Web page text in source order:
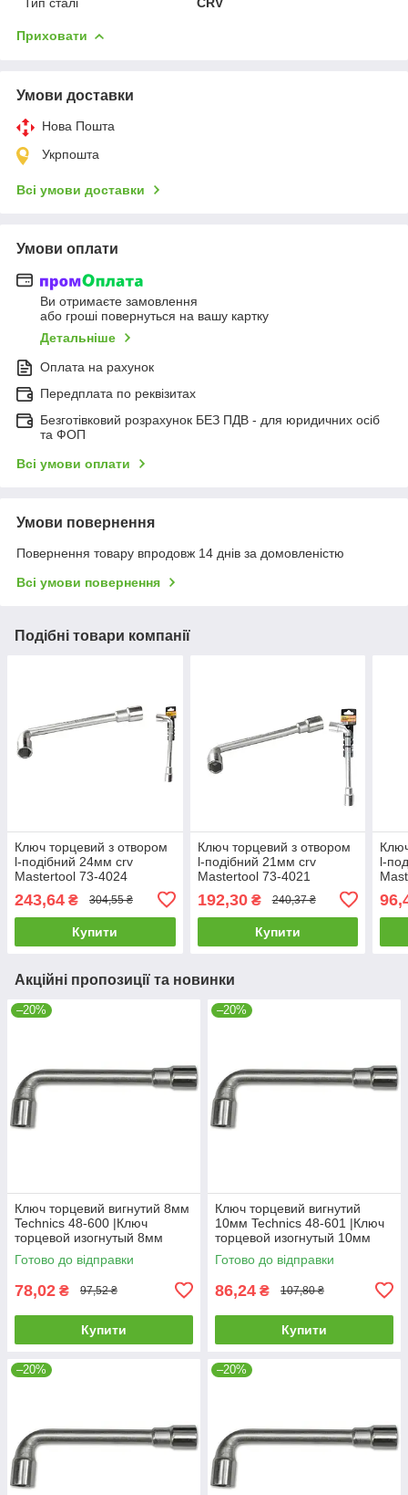
Приховати
Умови доставки
Нова Пошта
Укрпошта
Всі умови доставки
Умови оплати
Ви отримаєте замовлення
або гроші повернуться на вашу картку
Детальніше
Оплата на рахунок
Передплата по реквізитах
Безготівковий розрахунок БЕЗ ПДВ - для юридичних осіб
та ФОП
Всі умови оплати
Умови повернення
Повернення товару впродовж 14 днів за домовленістю
Всі умови повернення
Подібні товари компанії
Ключ торцевий з отвором
l-подібний 24мм crv
Mastertool 73-4024
243,64 ₴ 304,55 ₴
Купити
Ключ торцевий з отвором
l-подібний 21мм crv
Mastertool 73-4021
192,30₴ 240,37 ₴
Купити
l-
Акційні пропозиції та новинки
–20%
Ключ торцевий вигнутий 8мм
Technics 48-600 |Ключ
торцевой изогнутый 8мм
Technics
Готово до відправки
78,02 ₴ 97,52 ₴
Купити
–20%
Ключ торцевий вигнутий
10мм Technics 48-601 |Ключ
торцевой изогнутый 10мм
Technics
Готово до відправки
86,24 ₴ 107,80 ₴
Купити
–20% –20%